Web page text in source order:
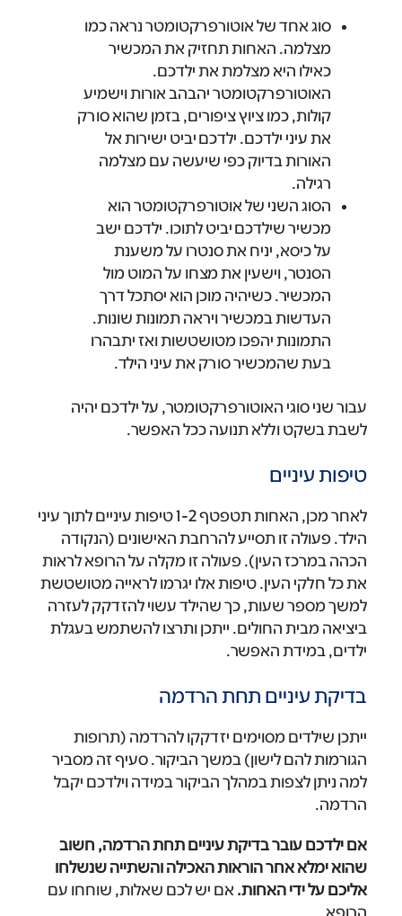
סוג אחד של אוטורפרקטומטר נראה כמו
מצלמה. האחות תחזיק את המכשיר
כאילו היא מצלמת את ילדכם.
האוטורפרקטומטר יהבהב אורות וישמיע
קולות, כמו ציוץ ציפורים, בזמן שהוא סורק
את עיני ילדכם. ילדכם יביט ישירות אל
האורות בדיוק כפי שיעשה עם מצלמה
רגילה.
הסוג השני של אוטורפרקטומטר הוא
מכשיר שילדכם יביט לתוכו. ילדכם ישב
על כיסא, יניח את סנטרו על משענת
הסנטר, וישעין את מצחו על המוט מול
המכשיר. כשיהיה מוכן הוא יסתכל דרך
העדשות במכשיר ויראה תמונות שונות.
התמונות יהפכו מטושטשות ואז יתבהרו
בעת שהמכשיר סורק את עיני הילד.
עבור שני סוגי האוטורפרקטומטר, על ילדכם יהיה
לשבת בשקט וללא תנועה ככל האפשר.
טיפות עיניים
לאחר מכן, האחות תטפטף 1-2 טיפות עיניים לתוך עיני
הילד. פעולה זו תסייע להרחבת האישונים (הנקודה
הכהה במרכז העין). פעולה זו מקלה על הרופא לראות
את כל חלקי העין. טיפות אלו יגרמו לראייה מטושטשת
למשך מספר שעות, כך שהילד עשוי להזדקק לעזרה
ביציאה מבית החולים. ייתכן ותרצו להשתמש בעגלת
ילדים, במידת האפשר.
בדיקת עיניים תחת הרדמה
ייתכן שילדים מסוימים יזדקקו להרדמה (תרופות
הגורמות להם לישון) במשך הביקור. סעיף זה מסביר
למה ניתן לצפות במהלך הביקור במידה וילדכם יקבל
הרדמה.
אם ילדכם עובר בדיקת עיניים תחת הרדמה, חשוב
שהוא ימלא אחר הוראות האכילה והשתייה שנשלחו
אליכם על ידי האחות.אם יש לכם שאלות, שוחחו עם